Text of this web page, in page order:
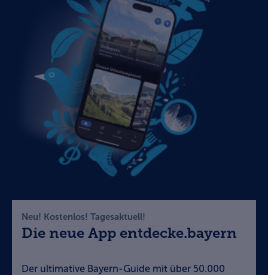
Neu! Kostenlos! Tagesaktuell!
Die neue App entdecke.bayern
Der ultimative Bayern-Guide mit über 50.000